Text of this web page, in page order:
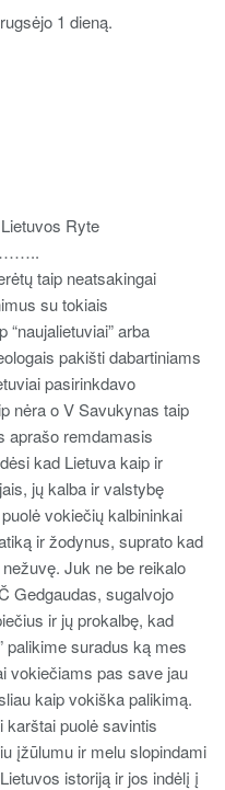
1 dieną.
Ryte
taip neatsakingai
su tokiais
“naujalietuviai” arba
pakišti dabartiniams
pasirinkdavo
nėra o V Savukynas taip
aprašo remdamasis
kad Lietuva kaip ir
jų kalba ir valstybę
vokiečių kalbininkai
ir žodynus, suprato kad
Juk ne be reikalo
Gedgaudas, sugalvojo
ir jų prokalbę, kad
palikime suradus ką mes
vokiečiams pas save jau
kaip vokiška palikimą.
karštai puolė savintis
įžūlumu ir melu slopindami
istoriją ir jos indėlį į